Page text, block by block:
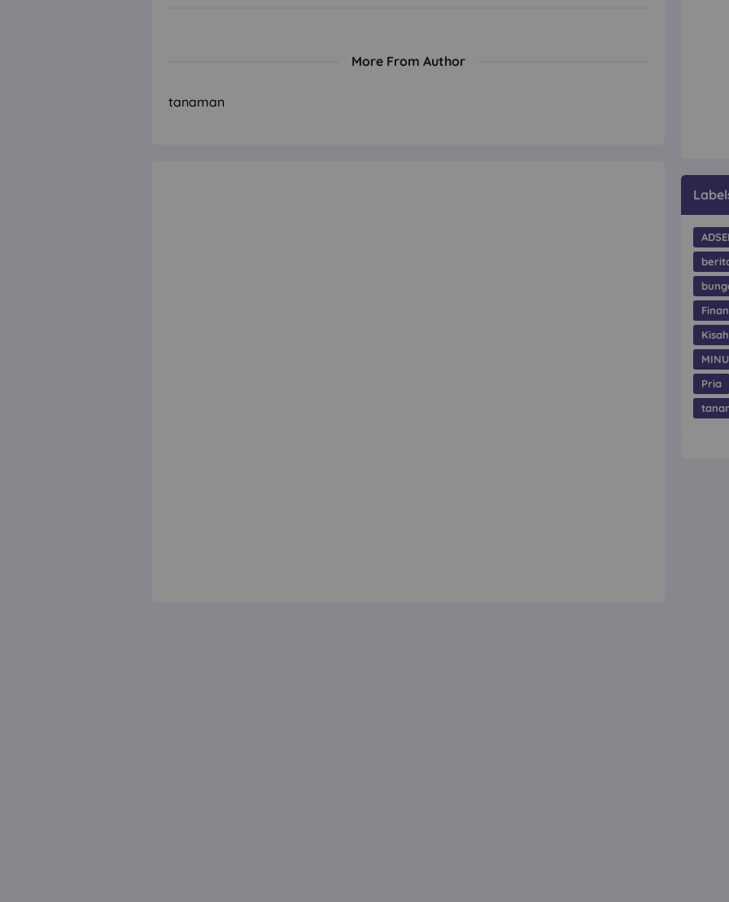
More From Author
tanaman
Pria